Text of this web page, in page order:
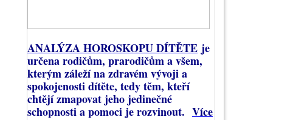
ANALÝZA HOROSKOPU DÍTĚTE je
určena rodičům, prarodičům a všem,
kterým záleží na zdravém vývoji a
spokojenosti dítěte, tedy těm, kteří
chtějí zmapovat jeho jedinečné
schopnosti a pomoci je rozvinout. Více